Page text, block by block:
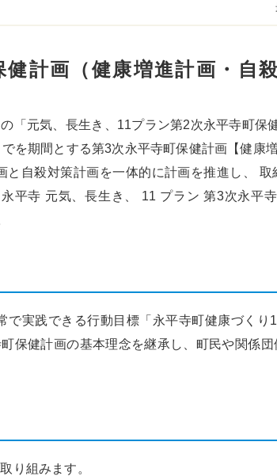
頑張る地方応援プロ
グラム
健計画（健康増進計画・自
「元気、長生き、11プラン第2次永平寺町保
を期間とする第3次永平寺町保健計画【健康
と自殺対策計画を一体的に計画を推進し、
平寺 元気、長生き、 11 プラン 第3次永平
実践できる行動目標「永平寺町健康づくり
保健計画の基本理念を継承し、町民や関係
り組みます。